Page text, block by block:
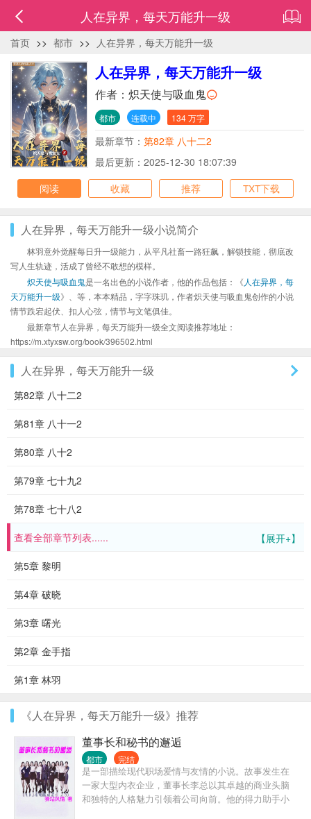
人在异界，每天万能升一级
首页 >> 都市 >> 人在异界，每天万能升一级
人在异界，每天万能升一级
作者： 炽天使与吸血鬼
都市 连载中 134 万字
最新章节： 第82章 八十二2
最后更新：2025-12-30 18:07:39
阅读
收藏 推荐 TXT下载
人在异界，每天万能升一级小说简介
林羽意外觉醒每日升一级能力，从平凡社畜一路狂飙，解锁技能，彻底改
写人生轨迹，活成了曾经不敢想的模样。
炽天使与吸血鬼是一名出色的小说作者，他的作品包括：《 人在异界，每
天万能升一级》、等，本本精品，字字珠玑，作者炽天使与吸血鬼创作的小说
情节跌宕起伏、扣人心弦，情节与文笔俱佳。
最新章节人在异界，每天万能升一级全文阅读推荐地址：
https://m.xtyxsw.org/book/396502.html
人在异界，每天万能升一级
第82章 八十二2
第81章 八十一2
第80章 八十2
第79章 七十九2
第78章 七十八2
【展开+】
查看全部章节列表......
第5章 黎明
第4章 破晓
第3章 曙光
第2章 金手指
第1章 林羽
《人在异界，每天万能升一级》推荐
董事长和秘书的邂逅
都市 完结
是一部描绘现代职场爱情与友情的小说。故事发生在
一家大型内衣企业，董事长李总以其卓越的商业头脑
和独特的人格魅力引领着公司向前。他的得力助手小